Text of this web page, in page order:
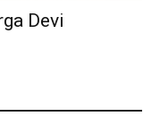
Devi